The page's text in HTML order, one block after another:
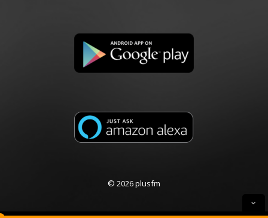
© 2026 plusfm